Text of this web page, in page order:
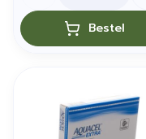
Bestel